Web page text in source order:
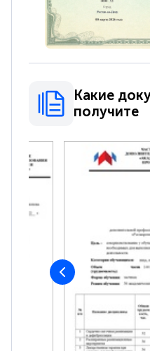
Какие
получите